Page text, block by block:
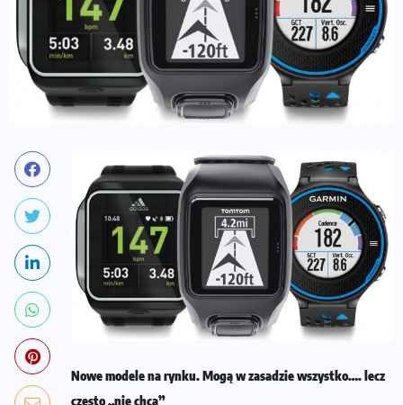
Nowe modele na rynku. Mogą w zasadzie wszystko…. lecz
często „nie chcą”